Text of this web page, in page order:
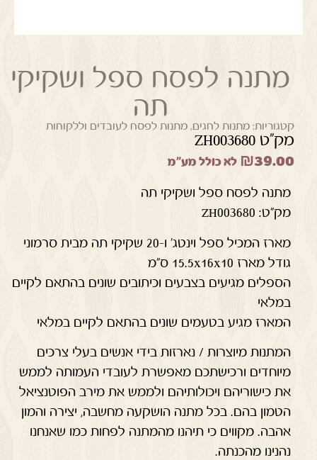
מתנה לפסח ספל ושקיקי
תה
קטגוריות: מתנות לחגים,מתנות לפסח לעובדים וללקוחות
מק"ט ZH003680
₪39.00 לא כולל מע"מ
מתנה לפסח ספל ושקיקי תה
מק"ט: ZH003680
מארז המכיל ספל וינטג' ו-20 שקיקי תה מבית סרמוני
גודל מארז 15.5x16x10 ס"מ
הספלים מגיעים בצבעים וכיתובים שונים בהתאם לקיים
במלאי
המארז מגיע בטעמים שונים בהתאם לקיים במלאי
המתנות מיוצרות / נארזות בידי אנשים בעלי צרכים
מיוחדים ורכישתכם מאפשרת לעובדי העמותה לממש
את כישוריהם ויכולותיהם ולממש את מירב הפוטנציאל
הטמון בהם. בכל מתנה הושקעה מחשבה, יצירה והמון
אהבה. מקווים כי תיהנו מהמתנה לפחות כמו שאנחנו
נהנינו מהכנתה.